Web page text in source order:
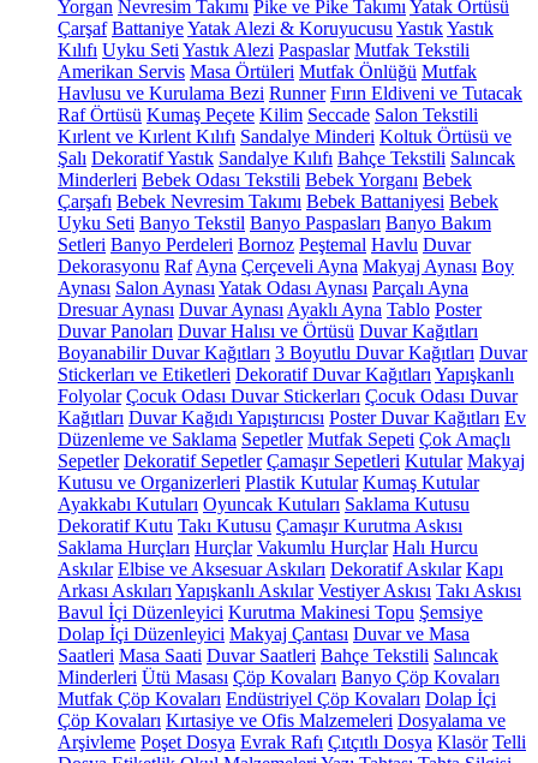
Yorgan Nevresim Takımı Pike ve Pike Takımı Yatak Örtüsü
Çarşaf BattaniyeYatak Alezi & Koruyucusu YastıkYastık
Kılıfı Uyku Seti Yastık Alezi Paspaslar Mutfak Tekstili
Amerikan Servis Masa Örtüleri Mutfak Önlüğü Mutfak
Havlusu ve Kurulama Bezi Runner Fırın Eldiveni ve Tutacak
Raf Örtüsü Kumaş Peçete Kilim Seccade Salon Tekstili
Kırlent ve Kırlent Kılıfı Sandalye Minderi Koltuk Örtüsü ve
Şalı Dekoratif Yastık Sandalye Kılıfı Bahçe Tekstili Salıncak
Minderleri Bebek Odası Tekstili Bebek Yorganı Bebek
Çarşafı Bebek Nevresim Takımı Bebek Battaniyesi Bebek
Uyku Seti Banyo Tekstil Banyo Paspasları Banyo Bakım
Setleri Banyo Perdeleri Bornoz Peştemal Havlu Duvar
Dekorasyonu Raf Ayna Çerçeveli Ayna Makyaj Aynası Boy
Aynası Salon Aynası Yatak Odası Aynası Parçalı Ayna
Dresuar Aynası Duvar Aynası Ayaklı Ayna Tablo Poster
Duvar Panoları Duvar Halısı ve Örtüsü Duvar Kağıtları
Boyanabilir Duvar Kağıtları 3 Boyutlu Duvar Kağıtları Duvar
Stickerları ve Etiketleri Dekoratif Duvar Kağıtları Yapışkanlı
Folyolar Çocuk Odası Duvar Stickerları Çocuk Odası Duvar
Kağıtları Duvar Kağıdı Yapıştırıcısı Poster Duvar Kağıtları Ev
Düzenleme ve Saklama Sepetler Mutfak Sepeti Çok Amaçlı
Sepetler Dekoratif Sepetler Çamaşır Sepetleri Kutular Makyaj
Kutusu ve Organizerleri Plastik Kutular Kumaş Kutular
Ayakkabı Kutuları Oyuncak Kutuları Saklama Kutusu
Dekoratif Kutu Takı Kutusu Çamaşır Kurutma Askısı
Saklama Hurçları Hurçlar Vakumlu Hurçlar Halı Hurcu
Askılar Elbise ve Aksesuar Askıları Dekoratif Askılar Kapı
Arkası Askıları Yapışkanlı Askılar Vestiyer Askısı Takı Askısı
Bavul İçi Düzenleyici Kurutma Makinesi Topu Şemsiye
Dolap İçi Düzenleyici Makyaj Çantası Duvar ve Masa
Saatleri Masa Saati Duvar Saatleri Bahçe Tekstili Salıncak
Minderleri Ütü Masası Çöp Kovaları Banyo Çöp Kovaları
Mutfak Çöp Kovaları Endüstriyel Çöp Kovaları Dolap İçi
Çöp Kovaları Kırtasiye ve Ofis Malzemeleri Dosyalama ve
Arşivleme Poşet Dosya Evrak Rafı Çıtçıtlı Dosya Klasör Telli